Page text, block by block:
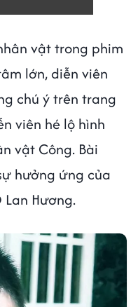
vật trong phim
lớn, diễn viên
chú ý trên trang
viên hé lộ hình
vật Công. Bài
hưởng ứng của
Hương.